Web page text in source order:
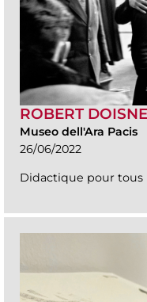
ROBERT
Museo dell'Ara Pacis
26/06/2022
Didactique pour tous